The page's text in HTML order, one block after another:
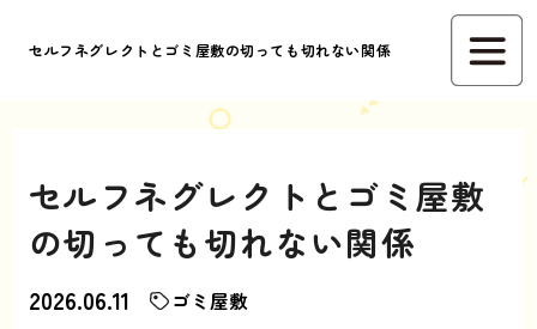
セルフネグレクトとゴミ屋敷の切っても切れない関係
セルフネグレクトとゴミ屋敷
の切っても切れない関係
2026.06.11 ゴミ屋敷